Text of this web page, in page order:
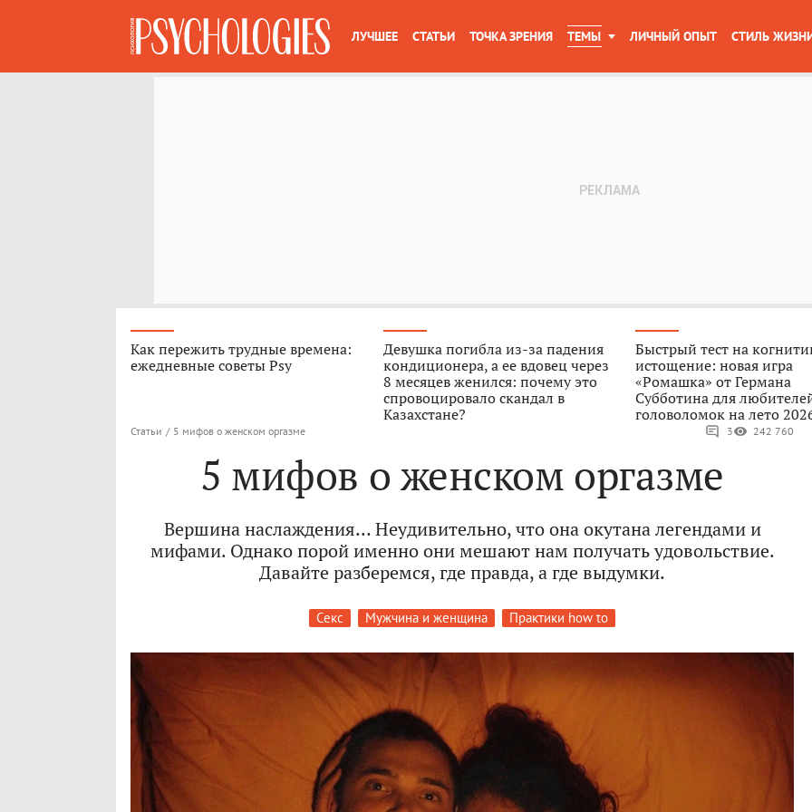
ЛУЧШЕЕ СТАТЬИ ТОЧКА ЗРЕНИЯ ТЕМЫ ЛИЧНЫЙ ОПЫТ СТИЛЬ
Как пережить трудные времена:
ежедневные советы Psy
Девушка погибла из-за падения
кондиционера, а ее вдовец через
8 месяцев женился: почему это
спровоцировало скандал в
Казахстане?
Быстрый тест на
истощение: новая игра
«Ромашка» от Германа
Субботина для
головоломок на лето
Статьи / 5 мифов о женском оргазме 3 242 760
5 мифов о женском оргазме
Вершина наслаждения… Неудивительно, что она окутана легендами и
мифами. Однако порой именно они мешают нам получать удовольствие.
Давайте разберемся, где правда, а где выдумки.
Секс Мужчина и женщина Практики how to